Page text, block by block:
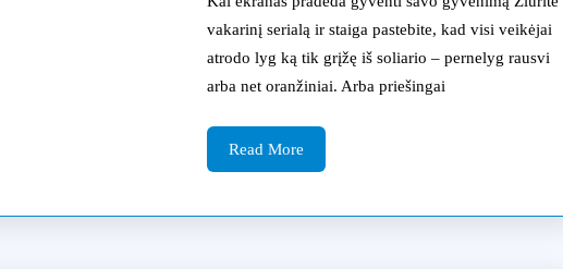
diagnostika
ir
profesionalus
sprendimas
vieną
vakarinį serialą ir staiga pastebite, kad visi veikėjai
atrodo lyg ką tik grįžę iš soliario – pernelyg rausvi
arba net oranžiniai. Arba priešingai
Read MoreRead
More